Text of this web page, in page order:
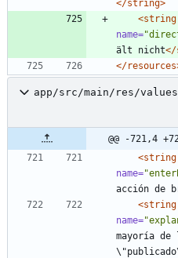
</string>
<string
name=
ält nicht
</
app/src/main/res/
@@ -721,4
<string
name=
acción de
<string
name=
mayoría